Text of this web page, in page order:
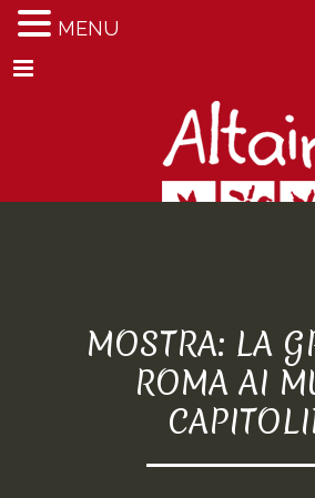
Menu
MOSTRA: LA
ROMA AI
MENU